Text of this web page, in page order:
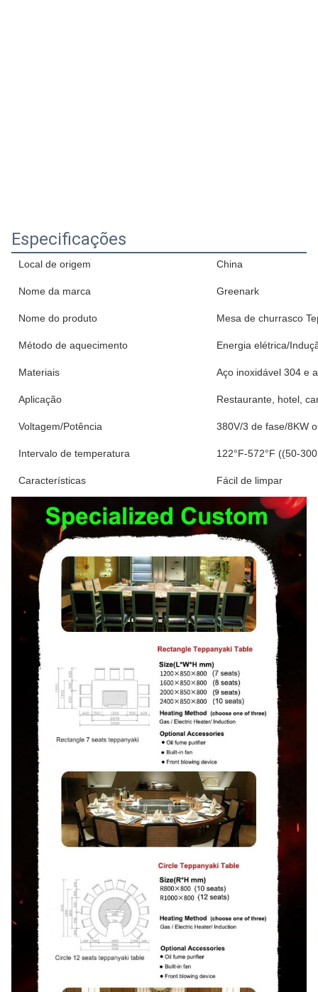
Especificações
Local de origem China
Nome da marca Greenark
Nome do produto Mesa de churrasco
Método de aquecimento Energia elétrica/
Materiais Aço inoxidável 304 e
Aplicação Restaurante, hotel,
Voltagem/Potência 380V/3 de fase/8KW
Intervalo de temperatura 122°F-572°F ((50-
Características Fácil de limpar